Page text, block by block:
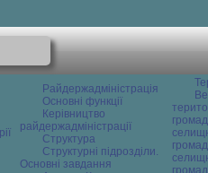
Райдержадміністрація
Основні функції
Керівництво
райдержадміністрації
Структура
Структурні підрозділи.
Основні завдання